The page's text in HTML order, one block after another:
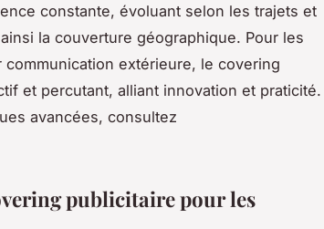
constante, évoluant selon les trajets et
la couverture géographique. Pour les
extérieure, le covering
et percutant, alliant innovation et praticité.
avancées, consultez
publicitaire pour les